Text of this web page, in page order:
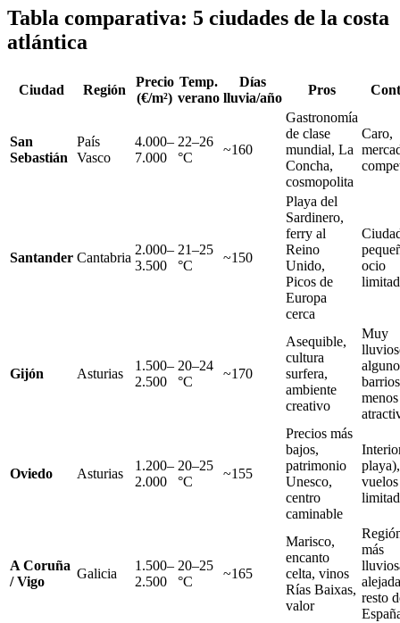
Tabla comparativa: 5 ciudades de la costa
atlántica
Ciudad Región
Precio
(€/m²)
Temp.
verano
Días
lluvia/año
Pros
San
Sebastián
País
Vasco
4.000–
7.000
22–26
°C
~160
Gastronomía
de clase
mundial, La
Concha,
cosmopolita
Caro,
Santander Cantabria
2.000–
3.500
21–25
°C
~150
Playa del
Sardinero,
ferry al
Reino
Unido,
Picos de
Europa
cerca
ocio
Gijón Asturias
1.500–
2.500
20–24
°C
~170
Asequible,
cultura
surfera,
ambiente
creativo
Muy
barrios
menos
Oviedo Asturias
1.200–
2.000
20–25
°C
~155
Precios más
bajos,
patrimonio
Unesco,
centro
caminable
playa),
vuelos
A Coruña
/ Vigo
Galicia
1.500–
2.500
20–25
°C
~165
Marisco,
encanto
celta, vinos
Rías Baixas,
valor
más
resto